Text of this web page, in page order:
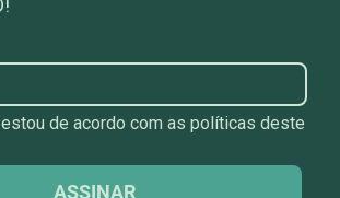
de acordo com as políticas deste
ASSINAR